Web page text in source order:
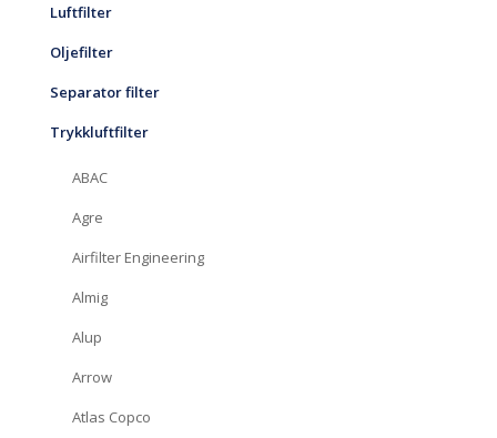
Luftfilter
Oljefilter
Separator filter
Trykkluftfilter
ABAC
Agre
Airfilter Engineering
Almig
Alup
Arrow
Atlas Copco